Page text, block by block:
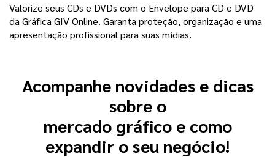
Valorize seus CDs e DVDs com o Envelope para CD e DVD
da Gráfica GIV Online. Garanta proteção, organização e uma
apresentação profissional para suas mídias.
Acompanhe novidades e dicas
sobre o
mercado gráfico e como
expandir o seu negócio!